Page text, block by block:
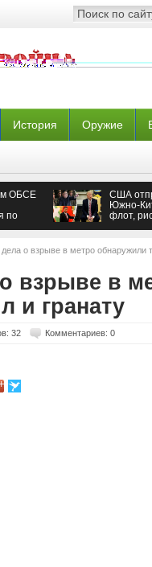
История Оружие
ОБСЕ
по
США
Южно-
флот,
о взрыве в метро обнаружили
взрыве в
и гранату
32 Комментариев: 0